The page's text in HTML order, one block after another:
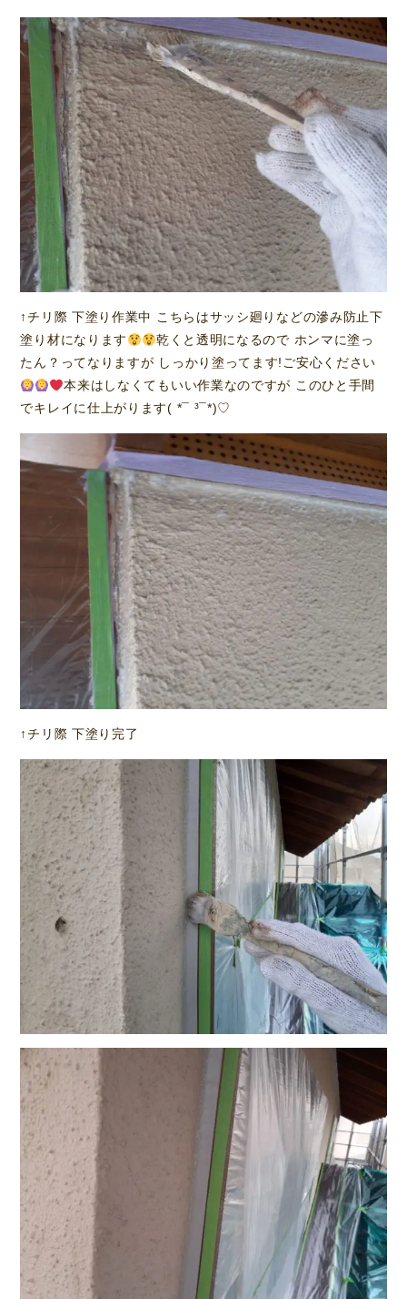
↑チリ際 下塗り作業中 こちらはサッシ廻りなどの滲み防止下
塗り材になります
乾くと透明になるので ホンマに塗っ
たん？ってなりますが しっかり塗ってます!ご安心ください
本来はしなくてもいい作業なのですが このひと手間
でキレイに仕上がります( *¯ ³¯*)♡
↑チリ際 下塗り完了